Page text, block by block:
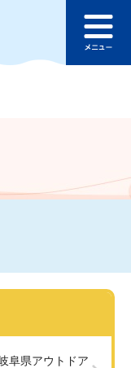
ュ
阜県アウトドア